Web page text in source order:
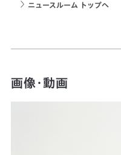
ニュースルーム トップへ
画像・動画